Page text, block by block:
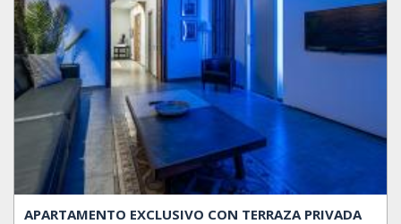
APARTAMENTO EXCLUSIVO CON TERRAZA PRIVADA